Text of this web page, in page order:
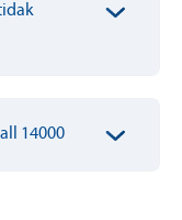
14000